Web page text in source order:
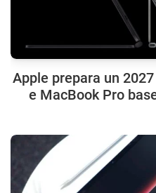
Apple prepara un
e MacBook Pro